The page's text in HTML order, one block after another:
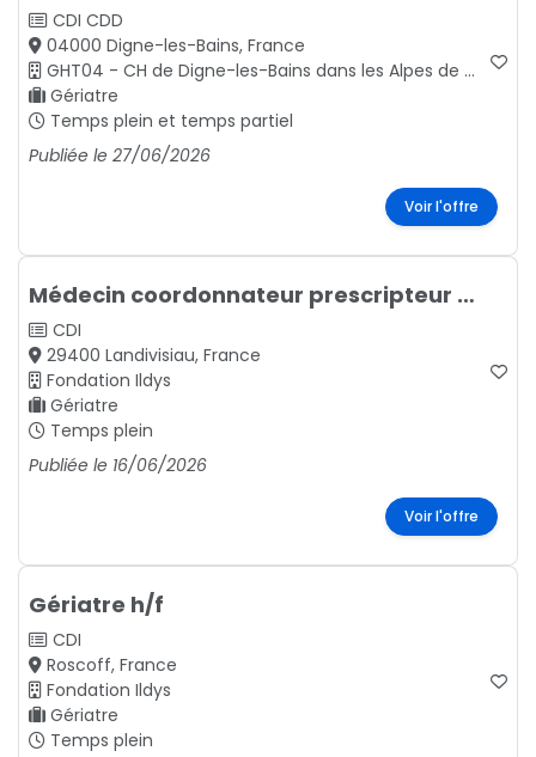
CDI CDD
04000 Digne-les-Bains, France
GHT04 - CH de Digne-les-Bains dans les Alpes de Haute Provence, région Provence-Alpes-Côte d’Azur
Gériatre
Temps plein et temps partiel
Publiée le 27/06/2026
Voir l'offre
Médecin coordonnateur prescripteur h/f
CDI
29400 Landivisiau, France
Fondation Ildys
Gériatre
Temps plein
Publiée le 16/06/2026
Voir l'offre
Gériatre h/f
CDI
Roscoff, France
Fondation Ildys
Gériatre
Temps plein